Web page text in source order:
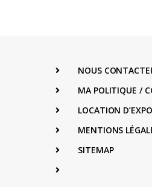
NOUS
MA POLITIQUE /
LOCATION
MENTIONS
SITEMAP